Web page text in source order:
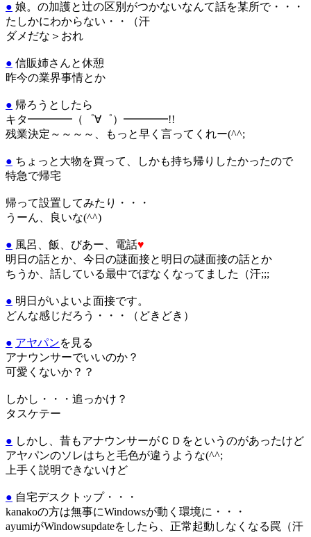
● 娘。の加護と辻の区別がつかないなんて話を某所で・・・
たしかにわからない・・（汗
ダメだな＞おれ
● 信販姉さんと休憩
昨今の業界事情とか
● 帰ろうとしたら
キタ━━━━（゜∀゜）━━━━!!
残業決定～～～～、もっと早く言ってくれー(^^;
● ちょっと大物を買って、しかも持ち帰りしたかったので
特急で帰宅
帰って設置してみたり・・・
うーん、良いな(^^)
● 風呂、飯、びあー、電話♥
明日の話とか、今日の謎面接と明日の謎面接の話とか
ちうか、話している最中でぽなくなってました（汗;;;
● 明日がいよいよ面接です。
どんな感じだろう・・・（どきどき）
● アヤパンを見る
アナウンサーでいいのか？
可愛くないか？？
しかし・・・追っかけ？
タスケテー
● しかし、昔もアナウンサーがＣＤをというのがあったけど
アヤパンのソレはちと毛色が違うような(^^;
上手く説明できないけど
● 自宅デスクトップ・・・
kanakoの方は無事にWindowsが動く環境に・・・
ayumiがWindowsupdateをしたら、正常起動しなくなる罠（汗